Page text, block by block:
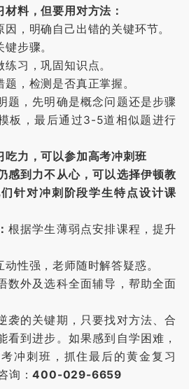
料，但要用对方法：
明确自己出错的关键环节。
步骤。
习，巩固知识点。
，检测是否真正掌握。
，先明确是概念问题还是步骤
板，最后通过3-5道相似题进行
力，可以参加高考冲刺班
感到力不从心，可以选择伊顿教
针对冲刺阶段学生特点设计课
根据学生薄弱点安排课程，提升
动性强，老师随时解答疑惑。
数外及选科全面辅导，帮助全面
的关键期，只要找对方法、合
看到进步。如果感到自学困难，
冲刺班，抓住最后的黄金复习
询：400-029-6659